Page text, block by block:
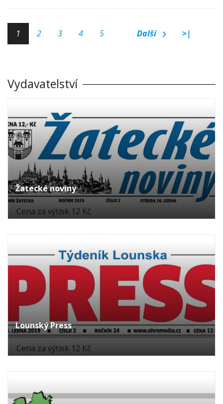
1 2 3 4 5 Další >|
Vydavatelství
Žatecké noviny
Cena za výtisk 12 Kč
Lounský Press
Cena za výtisk 12 Kč